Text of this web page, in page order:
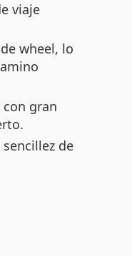
viaje
wheel, lo
gran
de